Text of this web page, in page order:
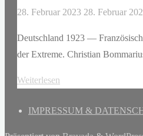
28. Februar 2023 28. Februar
Deutschland 1923 —
der Extreme. Christian
Weiterlesen
–
IMPRESSUM &